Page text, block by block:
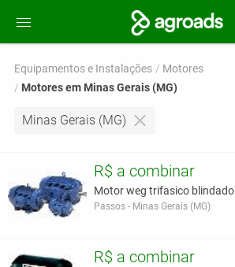
Equipamentos e Instalações
Motores
Motores em Minas Gerais (MG)
Minas Gerais (MG)
R$ a combinar
Motor weg trifasico blindado
Passos - Minas Gerais (MG)
R$ a combinar